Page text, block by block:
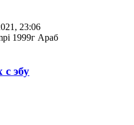
23:06
1999г Араб
с эбу